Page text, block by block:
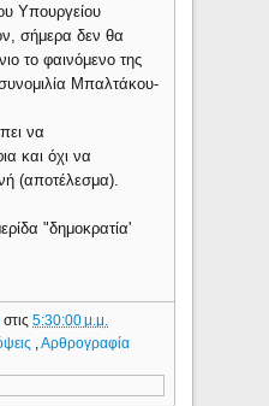
Υπουργείου
σήμερα δεν θα
το φαινόμενο της
Μπαλτάκου-
να
και όχι να
(αποτέλεσμα).
"δημοκρατία'
στις5:30:00 μ.μ.
,Αρθρογραφία